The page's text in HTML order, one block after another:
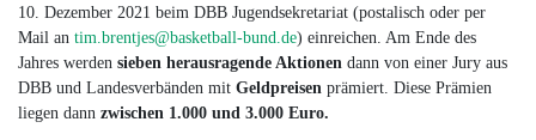
10. Dezember 2021 beim DBB Jugendsekretariat (postalisch oder per
Mail an tim.brentjes@basketball-bund.de) einreichen. Am Ende des
Jahres werden sieben herausragende Aktionen dann von einer Jury aus
DBB und Landesverbänden mit Geldpreisen prämiert. Diese Prämien
liegen dann zwischen 1.000 und 3.000 Euro.